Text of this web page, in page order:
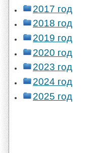
2017 год
2018 год
2019 год
2020 год
2023 год
2024 год
2025 год